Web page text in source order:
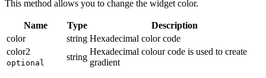
This method allows you to change the widget color.
Name Type
Description
color
string Hexadecimal color code
color2
optional
string
Hexadecimal colour code is used to create
gradient